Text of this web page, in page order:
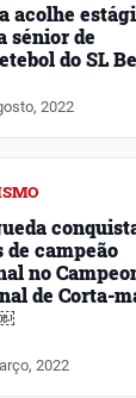
acolhe
sénior de
do SL
2022
campeão
no
de Corta-
2022